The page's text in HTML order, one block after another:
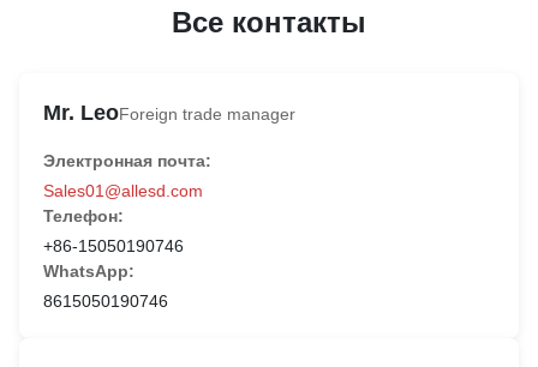
Все контакты
Mr. LeoForeign trade manager
Электронная почта:
Sales01@allesd.com
Телефон:
+86-15050190746
WhatsApp:
8615050190746